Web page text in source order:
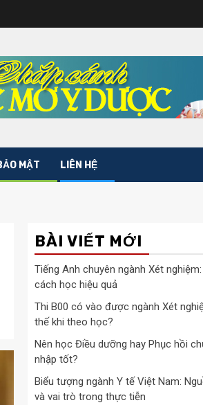
MẬT LIÊN HỆ
BÀI VIẾT MỚI
Tiếng Anh chuyên ngành Xét
cách học hiệu quả
Thi B00 có vào được ngành Xét
thế khi theo học?
Nên học Điều dưỡng hay Phục hồi
nhập tốt?
Biểu tượng ngành Y tế Việt Nam:
và vai trò trong thực tiễn